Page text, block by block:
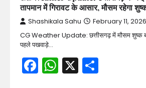
तापमान में गिरावट के आसार, मौसम रहेगा
Shashikala Sahu February 11, 2026
CG Weather Update: छत्तीसगढ़ में मौसम शुष्क
पहले पखवाड़े…
Facebook
WhatsApp
X